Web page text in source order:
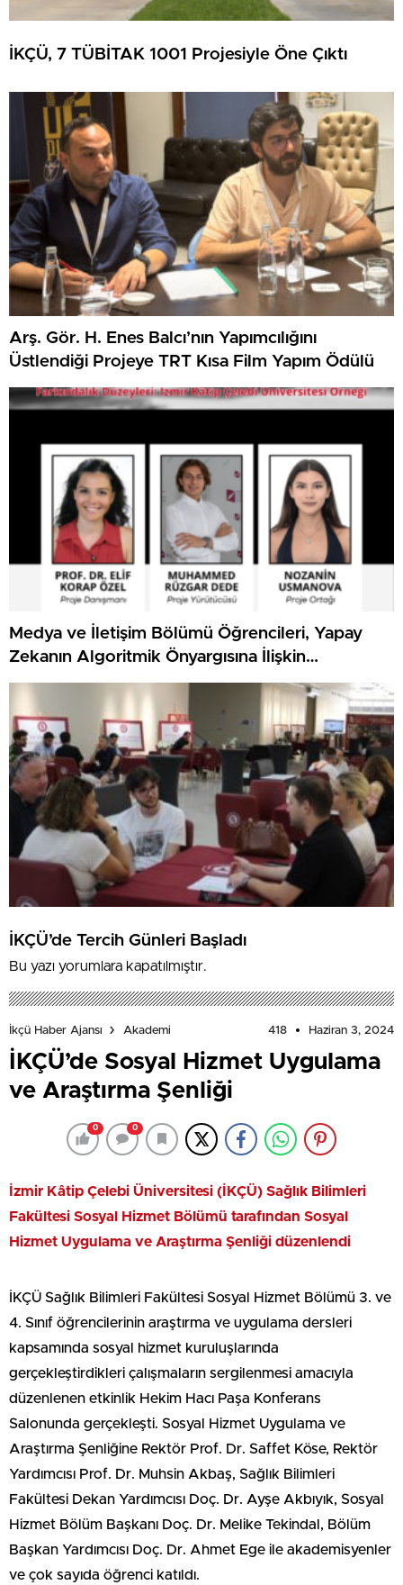
İKÇÜ, 7 TÜBİTAK 1001 Projesiyle Öne Çıktı
Arş. Gör. H. Enes Balcı’nın Yapımcılığını
Üstlendiği Projeye TRT Kısa Film Yapım Ödülü
Medya ve İletişim Bölümü Öğrencileri, Yapay
Zekanın Algoritmik Önyargısına İlişkin
Farkındalık Düzeylerini Araştıracak
İKÇÜ’de Tercih Günleri Başladı
Bu yazı yorumlara kapatılmıştır.
İkçü Haber Ajansı Akademi 418 Haziran 3, 2024
İKÇÜ’de Sosyal Hizmet Uygulama
ve Araştırma Şenliği
0 0
İzmir Kâtip Çelebi Üniversitesi (İKÇÜ) Sağlık Bilimleri
Fakültesi Sosyal Hizmet Bölümü tarafından Sosyal
Hizmet Uygulama ve Araştırma Şenliği düzenlendi
İKÇÜ Sağlık Bilimleri Fakültesi Sosyal Hizmet Bölümü 3. ve
4. Sınıf öğrencilerinin araştırma ve uygulama dersleri
kapsamında sosyal hizmet kuruluşlarında
gerçekleştirdikleri çalışmaların sergilenmesi amacıyla
düzenlenen etkinlik Hekim Hacı Paşa Konferans
Salonunda gerçekleşti. Sosyal Hizmet Uygulama ve
Araştırma Şenliğine Rektör Prof. Dr. Saffet Köse, Rektör
Yardımcısı Prof. Dr. Muhsin Akbaş, Sağlık Bilimleri
Fakültesi Dekan Yardımcısı Doç. Dr. Ayşe Akbıyık, Sosyal
Hizmet Bölüm Başkanı Doç. Dr. Melike Tekindal, Bölüm
Başkan Yardımcısı Doç. Dr. Ahmet Ege ile akademisyenler
ve çok sayıda öğrenci katıldı.